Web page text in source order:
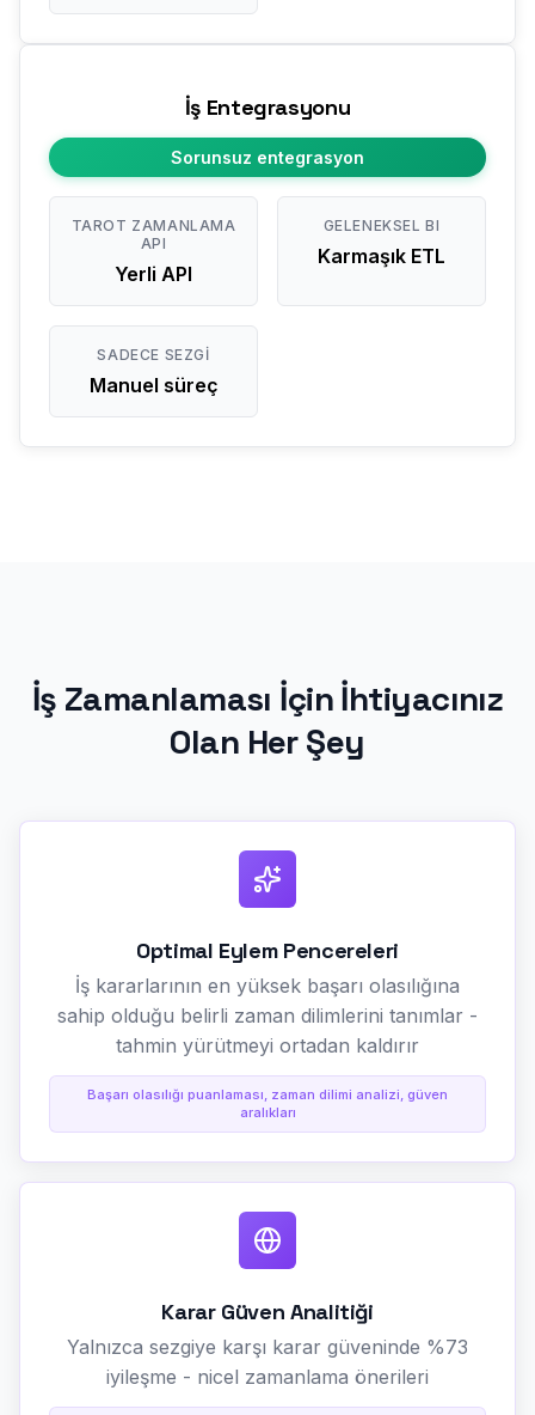
İş Entegrasyonu
Sorunsuz entegrasyon
TAROT ZAMANLAMA
API
Yerli API
GELENEKSEL BI
Karmaşık ETL
SADECE SEZGI
Manuel süreç
İş Zamanlaması İçin İhtiyacınız
Olan Her Şey
Optimal Eylem Pencereleri
İş kararlarının en yüksek başarı olasılığına
sahip olduğu belirli zaman dilimlerini tanımlar -
tahmin yürütmeyi ortadan kaldırır
Başarı olasılığı puanlaması, zaman dilimi analizi, güven
aralıkları
Karar Güven Analitiği
Yalnızca sezgiye karşı karar güveninde %73
iyileşme - nicel zamanlama önerileri